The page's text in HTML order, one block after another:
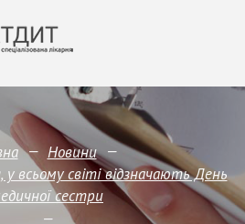
— Новини —
у всьому світі відзначають День
сестри
—